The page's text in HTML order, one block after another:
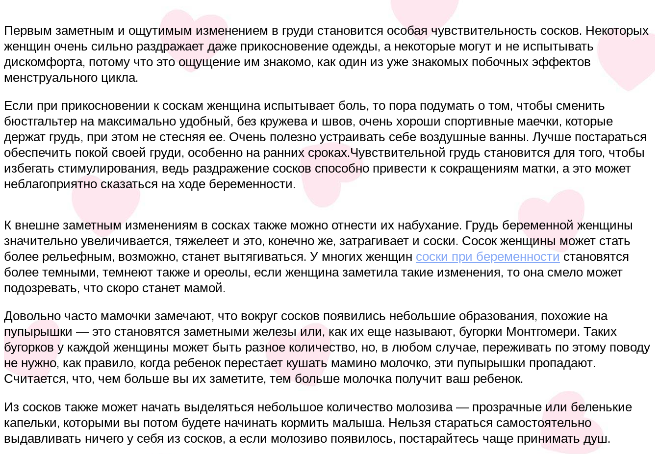
Первым заметным и ощутимым изменением в груди становится особая чувствительность сосков. Некоторых
женщин очень сильно раздражает даже прикосновение одежды, а некоторые могут и не испытывать
дискомфорта, потому что это ощущение им знакомо, как один из уже знакомых побочных эффектов
менструального цикла.
Если при прикосновении к соскам женщина испытывает боль, то пора подумать о том, чтобы сменить
бюстгальтер на максимально удобный, без кружева и швов, очень хороши спортивные маечки, которые
держат грудь, при этом не стесняя ее. Очень полезно устраивать себе воздушные ванны. Лучше постараться
обеспечить покой своей груди, особенно на ранних сроках.Чувствительной грудь становится для того, чтобы
избегать стимулирования, ведь раздражение сосков способно привести к сокращениям матки, а это может
неблагоприятно сказаться на ходе беременности.
К внешне заметным изменениям в сосках также можно отнести их набухание. Грудь беременной женщины
значительно увеличивается, тяжелеет и это, конечно же, затрагивает и соски. Сосок женщины может стать
более рельефным, возможно, станет вытягиваться. У многих женщин соски при беременностистановятся
более темными, темнеют также и ореолы, если женщина заметила такие изменения, то она смело может
подозревать, что скоро станет мамой.
Довольно часто мамочки замечают, что вокруг сосков появились небольшие образования, похожие на
пупырышки — это становятся заметными железы или, как их еще называют, бугорки Монтгомери. Таких
бугорков у каждой женщины может быть разное количество, но, в любом случае, переживать по этому поводу
не нужно, как правило, когда ребенок перестает кушать мамино молочко, эти пупырышки пропадают.
Считается, что, чем больше вы их заметите, тем больше молочка получит ваш ребенок.
Из сосков также может начать выделяться небольшое количество молозива — прозрачные или беленькие
капельки, которыми вы потом будете начинать кормить малыша. Нельзя стараться самостоятельно
выдавливать ничего у себя из сосков, а если молозиво появилось, постарайтесь чаще принимать душ.